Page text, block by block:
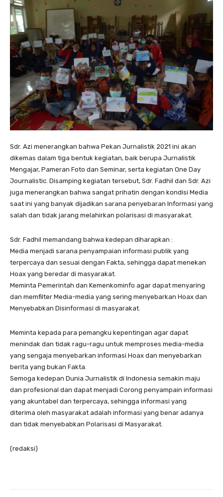
Sdr. Azi menerangkan bahwa Pekan Jurnalistik 2021 ini akan
dikemas dalam tiga bentuk kegiatan, baik berupa Jurnalistik
Mengajar, Pameran Foto dan Seminar, serta kegiatan One Day
Journalistic. Disamping kegiatan tersebut, Sdr. Fadhil dan Sdr. Azi
juga menerangkan bahwa sangat prihatin dengan kondisi Media
saat ini yang banyak dijadikan sarana penyebaran Informasi yang
salah dan tidak jarang melahirkan polarisasi di masyarakat.
Sdr. Fadhil memandang bahwa kedepan diharapkan :
Media menjadi sarana penyampaian informasi publik yang
terpercaya dan sesuai dengan Fakta, sehingga dapat menekan
Hoax yang beredar di masyarakat.
Meminta Pemerintah dan Kemenkominfo agar dapat menyaring
dan memfilter Media-media yang sering menyebarkan Hoax dan
Menyebabkan Disinformasi di masyarakat.
Meminta kepada para pemangku kepentingan agar dapat
menindak dan tidak ragu-ragu untuk memproses media-media
yang sengaja menyebarkan informasi Hoax dan menyebarkan
berita yang bukan Fakta.
Semoga kedepan Dunia Jurnalistik di Indonesia semakin maju
dan profesional dan dapat menjadi Corong penyampain informasi
yang akuntabel dan terpercaya, sehingga informasi yang
diterima oleh masyarakat adalah informasi yang benar adanya
dan tidak menyebabkan Polarisasi di Masyarakat.
(redaksi)